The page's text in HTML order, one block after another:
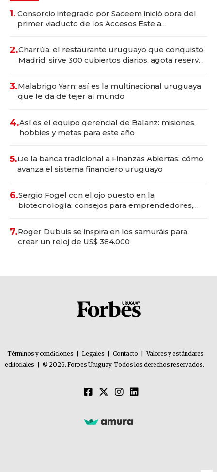
1. Consorcio integrado por Saceem inició obra del
primer viaducto de los Accesos Este a
2.Charrúa, el restaurante uruguayo que conquistó
Madrid: sirve 300 cubiertos diarios, agota reservas
3.Malabrigo Yarn: así es la multinacional uruguaya
que le da de tejer al mundo
4.Así es el equipo gerencial de Balanz: misiones,
hobbies y metas para este año
5.De la banca tradicional a Finanzas Abiertas: cómo
avanza el sistema financiero uruguayo
6.Sergio Fogel con el ojo puesto en la
biotecnología: consejos para emprendedores,
7.Roger Dubuis se inspira en los samuráis para
crear un reloj de US$ 384.000
Términos y condiciones Legales Contacto
Valores y estándares
editoriales
© 2026. Forbes Uruguay. Todos los derechos reservados.